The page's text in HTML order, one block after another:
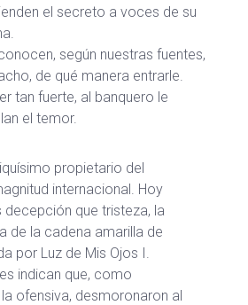
el secreto a voces de su
según nuestras fuentes,
de qué manera entrarle.
tan fuerte, al banquero le
el temor.
propietario del
internacional. Hoy
que tristeza, la
de la cadena amarilla de
por Luz de Mis Ojos I.
indican que, como
ofensiva, desmoronaron al